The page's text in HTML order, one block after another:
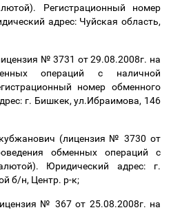
Регистрационный номер
адрес: Чуйская область,
№ 3731 от 29.08.2008г. на
операций с наличной
номер обменного
г. Бишкек, ул.Ибраимова, 146
(лицензия № 3730 от
обменных операций с
Юридический адрес: г.
б/н, Центр. р-к;
№ 367 от 25.08.2008г. на